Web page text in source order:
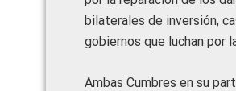
bilaterales de inversión,
gobiernos que luchan por
Ambas Cumbres en su